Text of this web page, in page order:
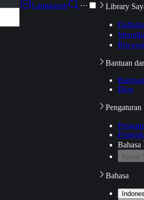
Langganan
··· Library
Bantuan
Bantuan
Blog
Pengaturan
Bahasa
Keluar
Bahasa